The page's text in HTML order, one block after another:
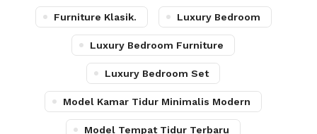
Furniture Klasik. Luxury Bedroom
Luxury Bedroom Furniture
Luxury Bedroom Set
Model Kamar Tidur Minimalis Modern
Model Tempat Tidur Terbaru